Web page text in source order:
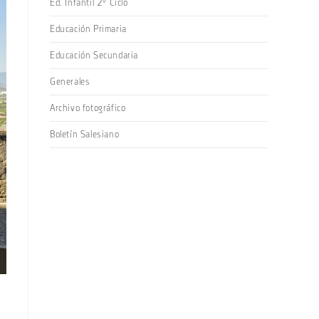
Ed. Infantil 2º Ciclo
Educación Primaria
Educación Secundaria
Generales
Archivo fotográfico
Boletín Salesiano